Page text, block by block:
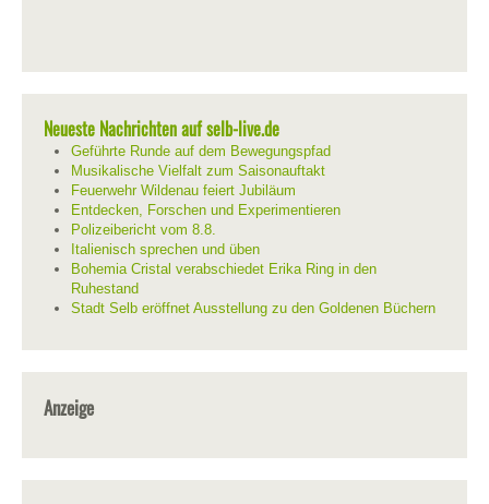
Neueste Nachrichten auf selb-live.de
Geführte Runde auf dem Bewegungspfad
Musikalische Vielfalt zum Saisonauftakt
Feuerwehr Wildenau feiert Jubiläum
Entdecken, Forschen und Experimentieren
Polizeibericht vom 8.8.
Italienisch sprechen und üben
Bohemia Cristal verabschiedet Erika Ring in den
Ruhestand
Stadt Selb eröffnet Ausstellung zu den Goldenen Büchern
Anzeige